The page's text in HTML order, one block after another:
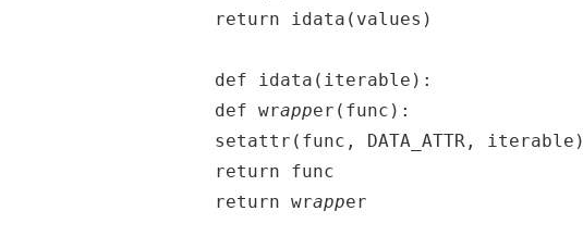
return idata(values)
def idata(iterable):
def wrapper(func):
setattr(func, DATA_ATTR, iterable)
return func
return wrapper